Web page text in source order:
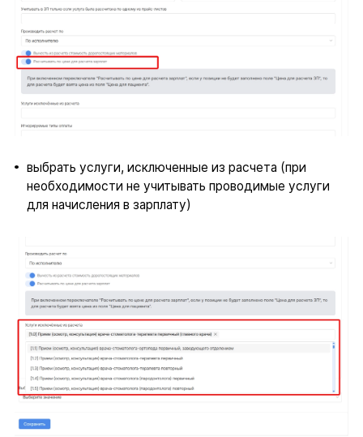
выбрать услуги, исключенные из расчета (при
необходимости не учитывать проводимые услуги
для начисления в зарплату)